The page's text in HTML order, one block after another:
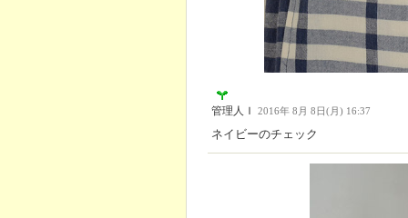
管理人Ｉ 2016年 8月 8日(月) 16:37
ネイビーのチェック